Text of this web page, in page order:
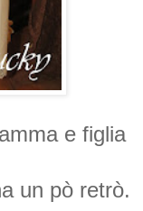
e figlia
un pò retrò.